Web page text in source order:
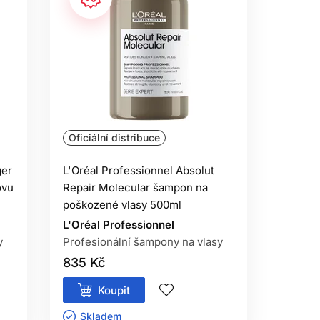
U jemných vlasů je lepší začít
lámavé nebo působí
na změnu odstínu.
Oficiální distribuce
L'Oréal Professionnel Absolut
Repair Molecular šampon na
poškozené vlasy 500ml
L'Oréal Professionnel
Profesionální šampony na vlasy
835 Kč
Koupit
Skladem ㅤ